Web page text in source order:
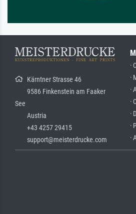
Kärntner Strasse 46
9586 Finkenstein am Faaker
See
Austria
+43 4257 29415
support@meisterdrucke.com
·
·
·
·
·
·
·